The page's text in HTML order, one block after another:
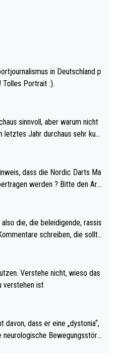
in Deutschland p
Tolles Portrait :).
sinnvoll, aber warum nicht
Qualifikation des Weltmei
Dies war bei Archie Self letzt
Weltmeister durch
dass Mitchel sich das (in Ve
eigentlich die PDC-WM als Zi
werden ? Bitte den Arti
die, die beleidigende, rassis
schreiben, die sollte
eins wundert mich: Luke Little
der über Social Media GvV p
schießt öfters mal gegen Ric
Verstehe nicht, wieso das
verstehen ist
davon, dass er eine „dystonia“,
neurologische Bewegungsstöru